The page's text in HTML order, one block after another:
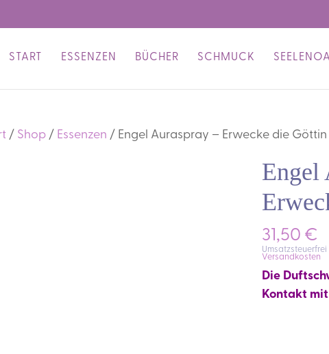
START ESSENZEN BÜCHER SCHMUCK
/ Shop/ Essenzen / Engel Auraspray – Erwecke die Göttin
Engel
31,50 €
Versandkosten
Die
Kontakt mit